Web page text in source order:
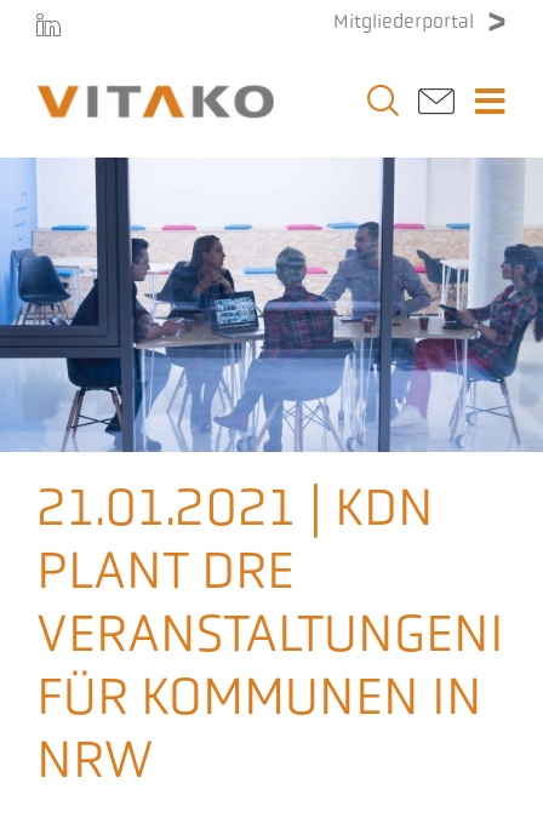
Zum
springen
Mitgliederportal
Vitako
Themen
Stellenmarkt
Veranstaltungen
Presse
Aktuelles
Podcast
21.01.2021 | KDN
PLANT DRE
VERANSTALTUNGENI
FÜR KOMMUNEN IN
NRW